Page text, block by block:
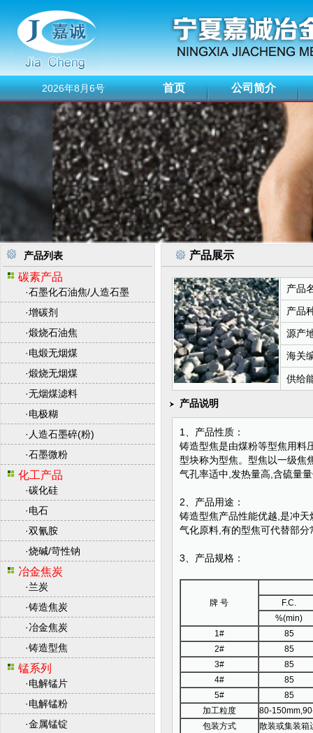
2026年8月6号 首页 公司简介
产品列表
碳素产品
·石墨化石油焦/人造石墨
·增碳剂
·煅烧石油焦
·电煅无烟煤
·煅烧无烟煤
·无烟煤滤料
·电极糊
· 人造石墨碎(粉)
·石墨微粉
化工产品
·碳化硅
·电石
·双氰胺
·烧碱/苛性钠
冶金焦炭
·兰炭
·铸造焦炭
·冶金焦炭
·铸造型焦
锰系列
·电解锰片
·电解锰粉
·金属锰锭
产品展示
产品
产品
源产
海关
供给
产品说明
1、产品性质：
铸造型焦是由煤粉等型焦用料
型块称为型焦。型焦以一级焦
气孔率适中,发热量高,含硫量
2、产品用途：
铸造型焦产品性能优越,是冲
气化原料,有的型焦可代替部
3、产品规格：
牌 号
F.C.
%(min)
1#
85
2#
85
3#
85
4#
85
5#
85
加工粒度
80-
包装方式
散装或集装箱